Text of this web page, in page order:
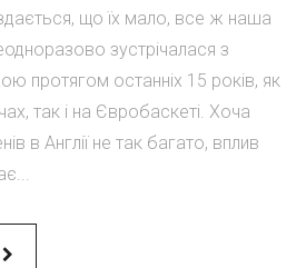
що їх мало, все ж наша
зустрічалася з
протягом останніх 15 років, як
так і на Євробаскеті. Хоча
в Англії не так багато, вплив